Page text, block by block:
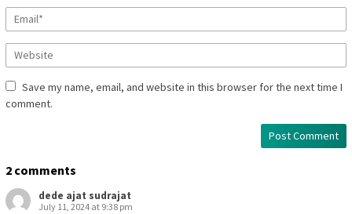
Save my name, email, and website in this browser for the next time I
comment.
2 comments
dede ajat sudrajat
July 11, 2024 at 9:38 pm